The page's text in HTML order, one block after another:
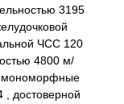
3195
ЧСС 120
4800 м/
мономорфные
, достоверной